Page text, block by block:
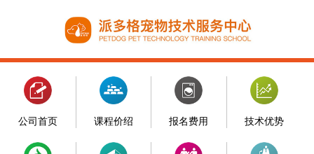
公司首页 课程价绍 报名费用 技术优势